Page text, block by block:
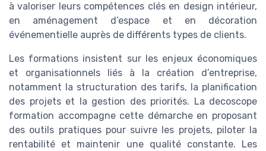
à valoriser leurs compétences clés en design intérieur,
en aménagement d’espace et en décoration
événementielle auprès de différents types de clients.
Les formations insistent sur les enjeux économiques
et organisationnels liés à la création d’entreprise,
notamment la structuration des tarifs, la planification
des projets et la gestion des priorités. La decoscope
formation accompagne cette démarche en proposant
des outils pratiques pour suivre les projets, piloter la
rentabilité et maintenir une qualité constante. Les